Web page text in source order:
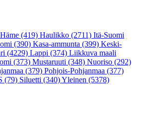
Häme (419) Haulikko (2711) Itä-Suomi
(390) Kasa-ammunta (399) Keski-
(4229) Lappi (374) Liikkuva maali
(373) Mustaruuti (348) Nuoriso (292)
(379) Pohjois-Pohjanmaa (377)
(79) Siluetti (340)Yleinen (5378)